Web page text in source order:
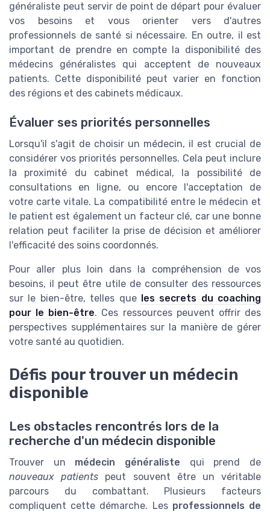
généraliste peut servir de point de départ pour évaluer
vos besoins et vous orienter vers d'autres
professionnels de santé si nécessaire. En outre, il est
important de prendre en compte la disponibilité des
médecins généralistes qui acceptent de nouveaux
patients. Cette disponibilité peut varier en fonction
des régions et des cabinets médicaux.
Évaluer ses priorités personnelles
Lorsqu'il s'agit de choisir un médecin, il est crucial de
considérer vos priorités personnelles. Cela peut inclure
la proximité du cabinet médical, la possibilité de
consultations en ligne, ou encore l'acceptation de
votre carte vitale. La compatibilité entre le médecin et
le patient est également un facteur clé, car une bonne
relation peut faciliter la prise de décision et améliorer
l'efficacité des soins coordonnés.
Pour aller plus loin dans la compréhension de vos
besoins, il peut être utile de consulter des ressources
sur le bien-être, telles que
les secrets du coaching
pour le bien-être. Ces ressources peuvent offrir des
perspectives supplémentaires sur la manière de gérer
votre santé au quotidien.
Défis pour trouver un médecin
disponible
Les obstacles rencontrés lors de la
recherche d'un médecin disponible
Trouver un médecin généraliste qui prend de
nouveaux patients peut souvent être un véritable
parcours du combattant. Plusieurs facteurs
compliquent cette démarche. Les professionnels de